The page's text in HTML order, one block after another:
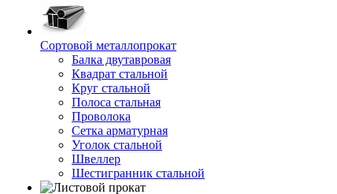
Сортовой металлопрокат
Балка двутавровая
Квадрат стальной
Круг стальной
Полоса стальная
Проволока
Сетка арматурная
Уголок стальной
Швеллер
Шестигранник стальной